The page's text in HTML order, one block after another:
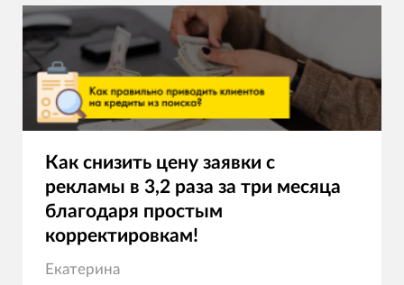
Как снизить цену заявки с
рекламы в 3,2 раза за три месяца
благодаря простым
корректировкам!
Екатерина